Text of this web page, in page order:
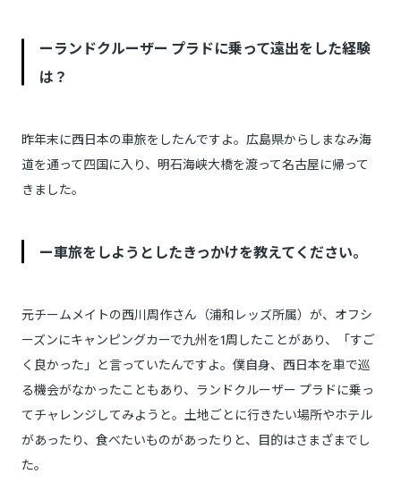
ーランドクルーザー プラドに乗って遠出をした経験
は？
昨年末に西日本の車旅をしたんですよ。広島県からしまなみ海
道を通って四国に入り、明石海峡大橋を渡って名古屋に帰って
きました。
ー車旅をしようとしたきっかけを教えてください。
元チームメイトの西川周作さん（浦和レッズ所属）が、オフシ
ーズンにキャンピングカーで九州を1周したことがあり、「すご
く良かった」と言っていたんですよ。僕自身、西日本を車で巡
る機会がなかったこともあり、ランドクルーザー プラドに乗っ
てチャレンジしてみようと。土地ごとに行きたい場所やホテル
があったり、食べたいものがあったりと、目的はさまざまでし
た。